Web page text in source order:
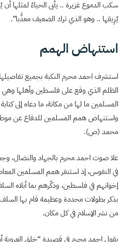
سكب الدموع غزيرة .. يأبى الحياءُ لمثلها
يُرِيقها .. وهو الذي ترك الضعيف معذَّبا”.
استنهاض الهمم
استشرف احمد محرم النكبة بجميع
الظلم الذي وقع على فلسطين وأهلها وهي
المسلمين ما لها من مكانة، ما دعاه إلى
واستنهاض همم المسلمين للدفاع عن
محمد (ص).
علا صوت احمد محرم بالجهاد والنضال،
في النفوس، إذ استنفر همم المسلمين
إخوانهم في فلسطين، وذكّرهم بما أبلاه
بذكر بطولات محددة وعظيمة قام بها
من نشر الإسلام في كل مكان.
يقول احمد محرم في قصيدة “خلق العروبة